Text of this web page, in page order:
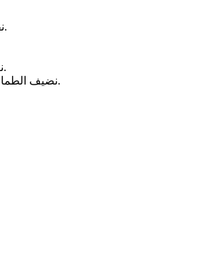
نقطع اللحم إلى شرائح من نفس الحجم تقريبا وضعه في الزيت الساخن على درجة حرارة منخفضة.
نقطع البطاطا إلى شرائح، نضيف الملح و نقوم بقليها في الزيت الساخن ثم نضيفها إلى طبق اللحوم.
نضيف الطماطم وشرائح البصل و الفلفل والتوابل وندخله في الفرن لمدة 45 دقيقة في درجة حرارة 180 درجة.